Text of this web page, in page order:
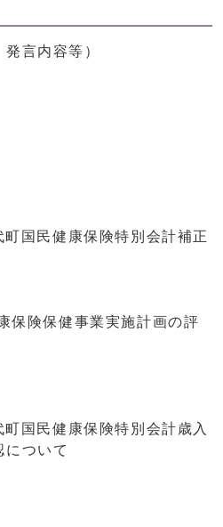
発言内容等）
民健康保険特別会計補正
険保健事業実施計画の評
民健康保険特別会計歳入
について